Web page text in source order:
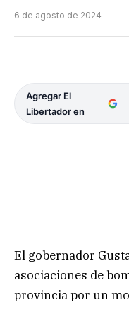
6 de agosto de 2024
Agregar El
Libertador en
El gobernador
asociaciones de
provincia por un